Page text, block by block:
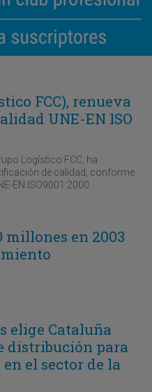
FCC), renueva
UNE-EN ISO
Logístico FCC, ha
de calidad, conforme
EN ISO9001:2000
millones en 2003
elige Cataluña
distribución para
el sector de la